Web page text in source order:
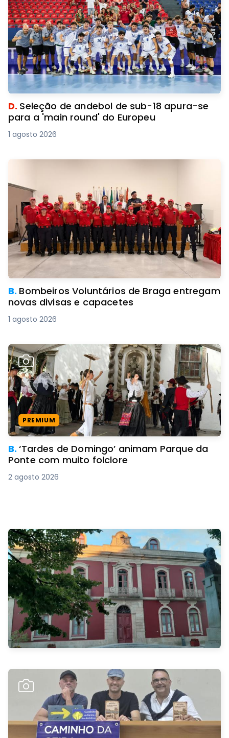
D. Seleção de andebol de sub-18 apura-se
para a 'main round' do Europeu
1 agosto 2026
B. Bombeiros Voluntários de Braga entregam
novas divisas e capacetes
1 agosto 2026
PREMIUM
B.‘Tardes de Domingo’ animam Parque da
Ponte com muito folclore
2 agosto 2026